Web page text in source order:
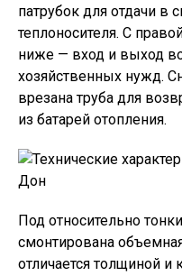
патрубок для отдачи в
теплоносителя. С
ниже — вход и выход
хозяйственных нужд.
врезана труба для
из батарей отопления.
Под относительно
смонтирована
отличается толщиной и